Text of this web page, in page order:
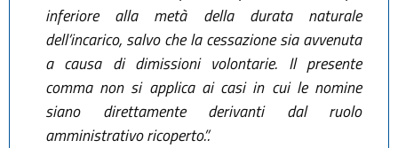
inferiore alla metà della durata naturale
dell’incarico, salvo che la cessazione sia avvenuta
a causa di dimissioni volontarie. Il presente
comma non si applica ai casi in cui le nomine
siano direttamente derivanti dal ruolo
amministrativo ricoperto.”.